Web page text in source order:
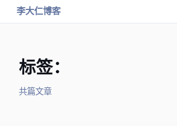
李大仁博客
标签：Hyper-v
共 2 篇文章